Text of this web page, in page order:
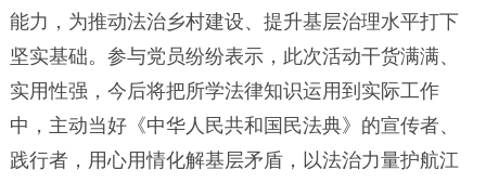
能力，为推动法治乡村建设、提升基层治理水平打下
坚实基础。参与党员纷纷表示，此次活动干货满满、
实用性强，今后将把所学法律知识运用到实际工作
中，主动当好《中华人民共和国民法典》的宣传者、
践行者，用心用情化解基层矛盾，以法治力量护航江